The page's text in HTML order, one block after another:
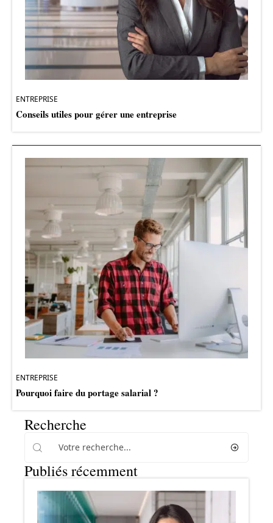
ENTREPRISE
Conseils utiles pour gérer une entreprise
ENTREPRISE
Pourquoi faire du portage salarial ?
Recherche
Publiés récemment